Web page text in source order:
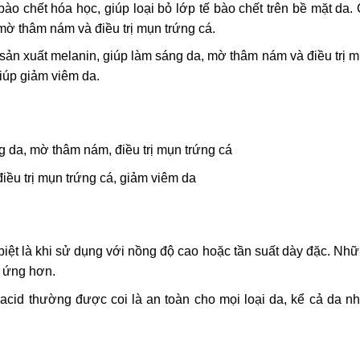
chết hóa học, giúp loại bỏ lớp tế bào chết trên bề mặt da.
thâm nám và điều trị mụn trứng cá.
xuất melanin, giúp làm sáng da, mờ thâm nám và điều trị
giảm viêm da.
da, mờ thâm nám, điều trị mụn trứng cá
trị mụn trứng cá, giảm viêm da
là khi sử dụng với nồng độ cao hoặc tần suất dày đặc.
ứng hơn.
thường được coi là an toàn cho mọi loại da, kể cả da